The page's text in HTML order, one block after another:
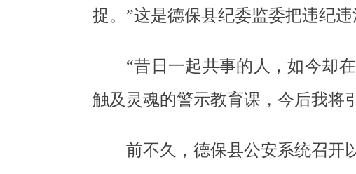
捉。”这是德保县纪委监委把违纪
“昔日一起共事的人，如今却
触及灵魂的警示教育课，今后我将
前不久，德保县公安系统召开